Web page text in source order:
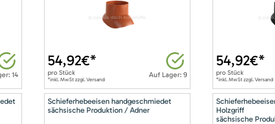
14 Auf Lager: 9
54,92€*
pro Stück
*inkl. MwSt zzgl. Versand
54,92€*
pro Stück
*inkl. MwSt zzgl. Versand
Schieferhebeeisen handgeschmiedet
sächsische Produktion / Adner
Holzgriff
sächsische